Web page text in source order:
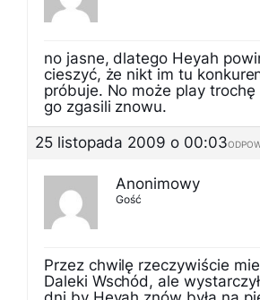
no jasne, dlatego Heyah
cieszyć, że nikt im tu
próbuje. No może play trochę
go zgasili znowu.
25 listopada 2009 o 00:03
Anonimowy
Gość
Przez chwilę rzeczywiście
Daleki Wschód, ale